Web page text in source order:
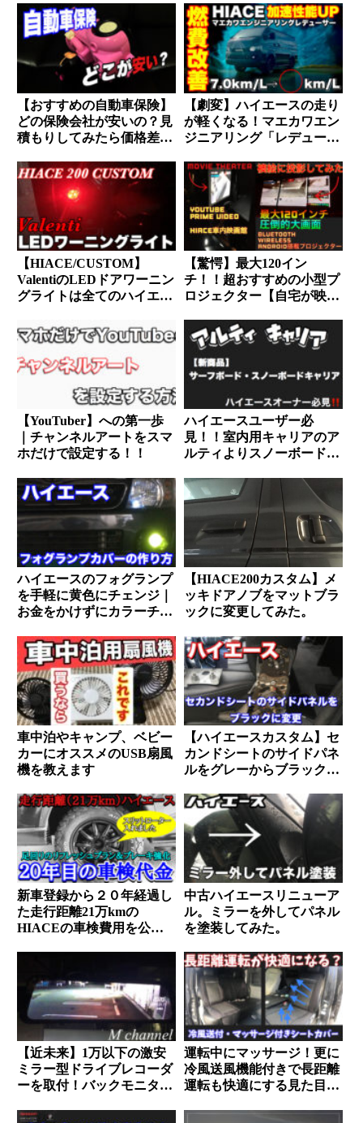
仕上がりに！！！
【おすすめの自動車保険】
どの保険会社が安いの？見
積もりしてみたら価格差に
【劇変】ハイエースの走り
が軽くなる！マエカワエン
ジニアリング「レデューサ
【HIACE/CUSTOM】
ValentiのLEDドアワーニン
グライトは全てのハイエー
誰でも秒で取付出来ます。
【驚愕】最大120イン
チ！！超おすすめの小型プ
ロジェクター【自宅が映画
【YouTuber】への第一歩
｜チャンネルアートをスマ
ホだけで設定する！！
ハイエースユーザー必
見！！室内用キャリアのア
ルティよりスノーボード
が販売
ハイエースのフォグランプ
を手軽に黄色にチェンジ｜
お金をかけずにカラーチェ
【HIACE200カスタム】メ
ッキドアノブをマットブラ
ックに変更してみた。
車中泊やキャンプ、ベビー
カーにオススメのUSB扇風
機を教えます
【ハイエースカスタム】セ
カンドシートのサイドパネ
ルをグレーからブラックに
新車登録から２０年経過し
た走行距離21万kmの
HIACEの車検費用を公開
中古ハイエースリニューア
ル。ミラーを外してパネル
を塗装してみた。
【近未来】1万以下の激安
ミラー型ドライブレコーダ
ーを取付！バックモニター
めの商品を紹介します。
運転中にマッサージ！更に
冷風送風機能付きで長距離
運転も快適にする見た目も
入してみた